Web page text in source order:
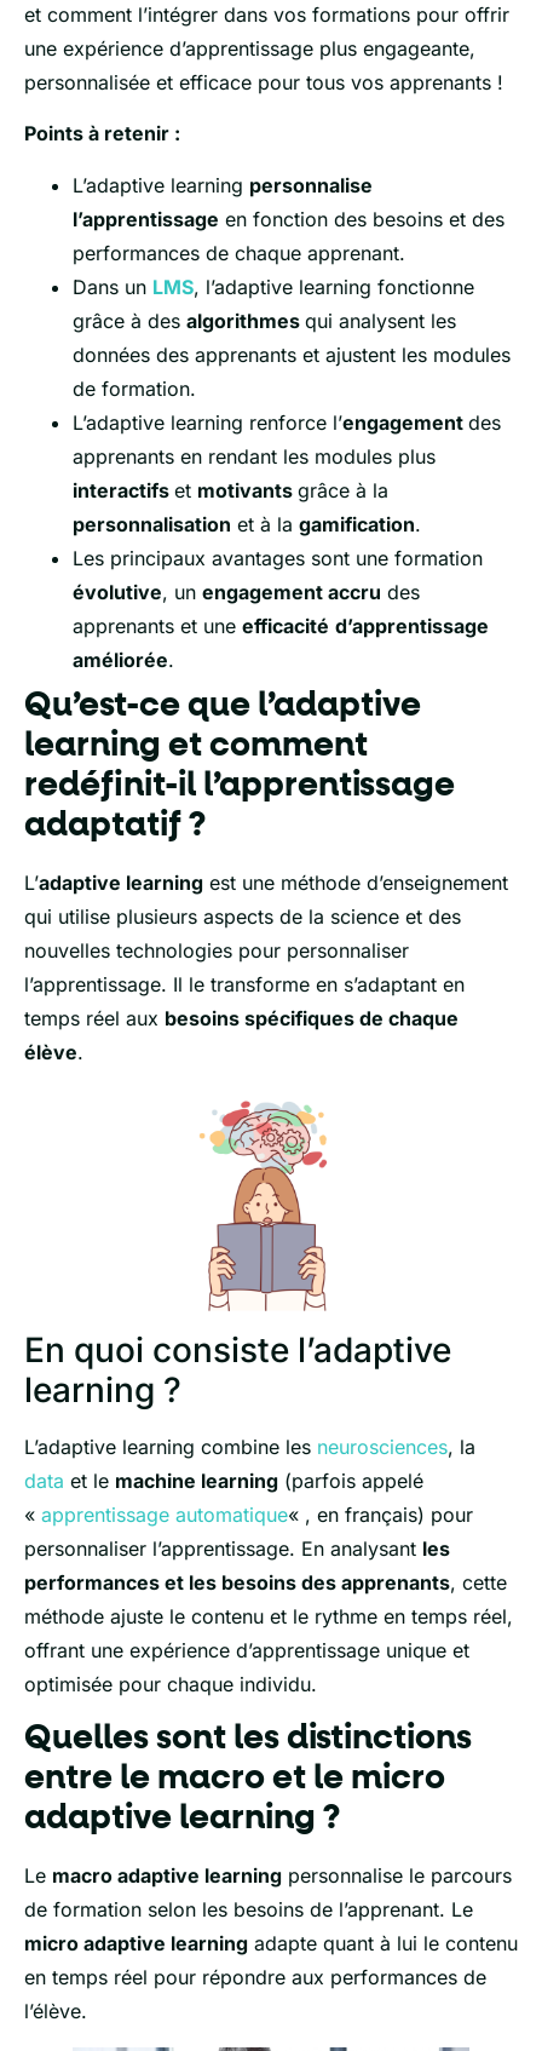
et comment l’intégrer dans vos formations pour offrir
une expérience d’apprentissage plus engageante,
personnalisée et efficace pour tous vos apprenants !
Points à retenir :
L’adaptive learning personnalise
l’apprentissage en fonction des besoins et des
performances de chaque apprenant.
Dans un LMS, l’adaptive learning fonctionne
grâce à des algorithmes qui analysent les
données des apprenants et ajustent les modules
de formation.
L’adaptive learning renforce l’engagement des
apprenants en rendant les modules plus
interactifs et motivants grâce à la
personnalisation et à la gamification.
Les principaux avantages sont une formation
évolutive, un engagement accru des
apprenants et une efficacité d’apprentissage
améliorée.
Qu’est-ce que l’adaptive
learning et comment
redéfinit-il l’apprentissage
adaptatif ?
L’adaptive learning est une méthode d’enseignement
qui utilise plusieurs aspects de la science et des
nouvelles technologies pour personnaliser
l’apprentissage. Il le transforme en s’adaptant en
temps réel aux besoins spécifiques de chaque
élève.
En quoi consiste l’adaptive
learning ?
L’adaptive learning combine les neurosciences, la
data et le machine learning (parfois appelé
« apprentissage automatique« , en français) pour
personnaliser l’apprentissage. En analysant les
performances et les besoins des apprenants, cette
méthode ajuste le contenu et le rythme en temps réel,
offrant une expérience d’apprentissage unique et
optimisée pour chaque individu.
Quelles sont les distinctions
entre le macro et le micro
adaptive learning ?
Le macro adaptive learning personnalise le parcours
de formation selon les besoins de l’apprenant. Le
micro adaptive learning adapte quant à lui le contenu
en temps réel pour répondre aux performances de
l’élève.